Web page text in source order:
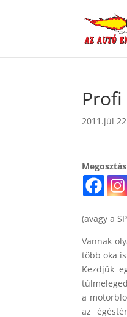
2011.júl
Megosztás
(avagy a
Vannak
több oka
Kezdjük
a
az